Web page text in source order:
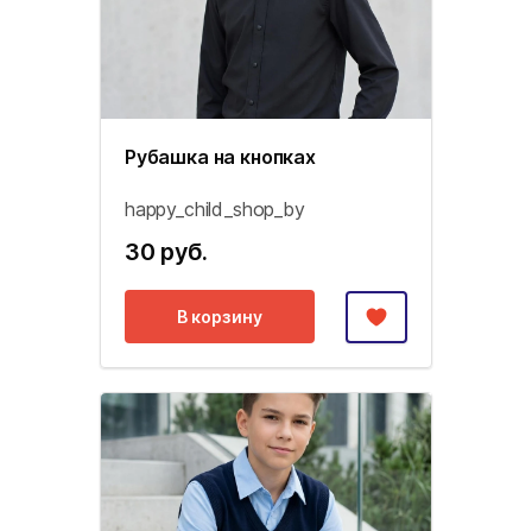
Рубашка на кнопках
happy_child_shop_by
30 руб.
В корзину